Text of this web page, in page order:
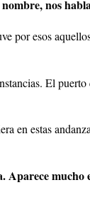
nos
por esos
El
en estas
Aparece mucho